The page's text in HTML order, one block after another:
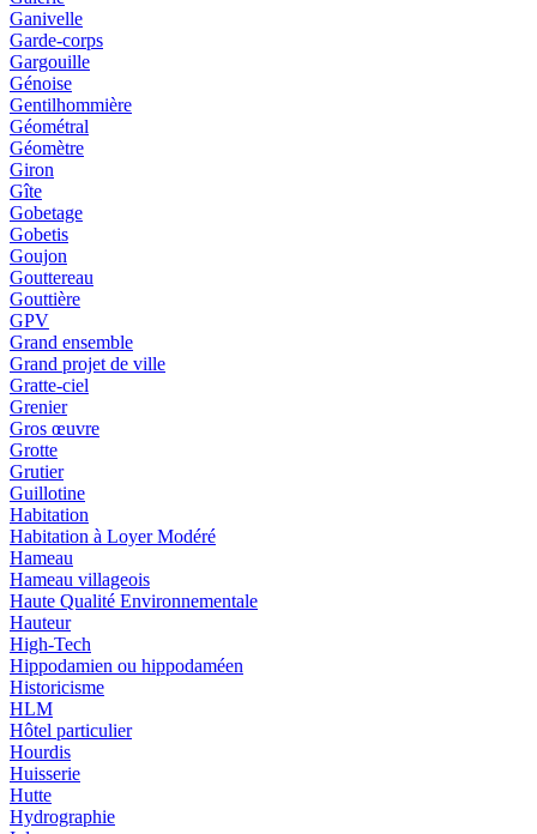
Ganivelle
Garde-corps
Gargouille
Génoise
Gentilhommière
Géométral
Géomètre
Giron
Gîte
Gobetage
Gobetis
Goujon
Gouttereau
Gouttière
GPV
Grand ensemble
Grand projet de ville
Gratte-ciel
Grenier
Gros œuvre
Grotte
Grutier
Guillotine
Habitation
Habitation à Loyer Modéré
Hameau
Hameau villageois
Haute Qualité Environnementale
Hauteur
High-Tech
Hippodamien ou hippodaméen
Historicisme
HLM
Hôtel particulier
Hourdis
Huisserie
Hutte
Hydrographie